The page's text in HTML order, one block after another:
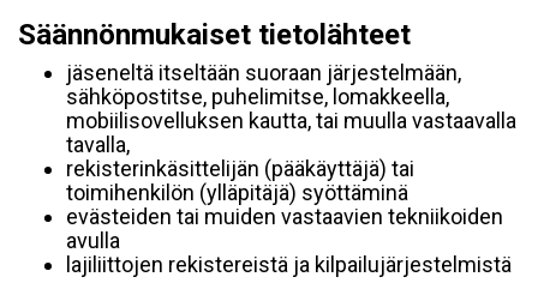
Säännönmukaiset tietolähteet
jäseneltä itseltään suoraan järjestelmään,
sähköpostitse, puhelimitse, lomakkeella,
mobiilisovelluksen kautta, tai muulla vastaavalla
tavalla,
rekisterinkäsittelijän (pääkäyttäjä) tai
toimihenkilön (ylläpitäjä) syöttäminä
evästeiden tai muiden vastaavien tekniikoiden
avulla
lajiliittojen rekistereistä ja kilpailujärjestelmistä